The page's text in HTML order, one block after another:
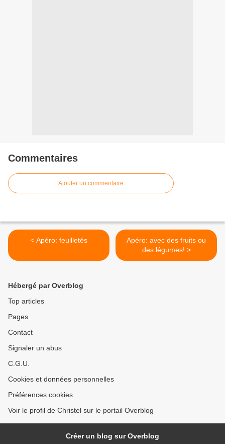
Commentaires
Ajouter un commentaire
< Apéro: feuilletés
Apéro: avec des fruits ou
des légumes! >
Hébergé par Overblog
Top articles
Pages
Contact
Signaler un abus
C.G.U.
Cookies et données personnelles
Préférences cookies
Voir le profil de Christel sur le portail Overblog
Créer un blog sur Overblog